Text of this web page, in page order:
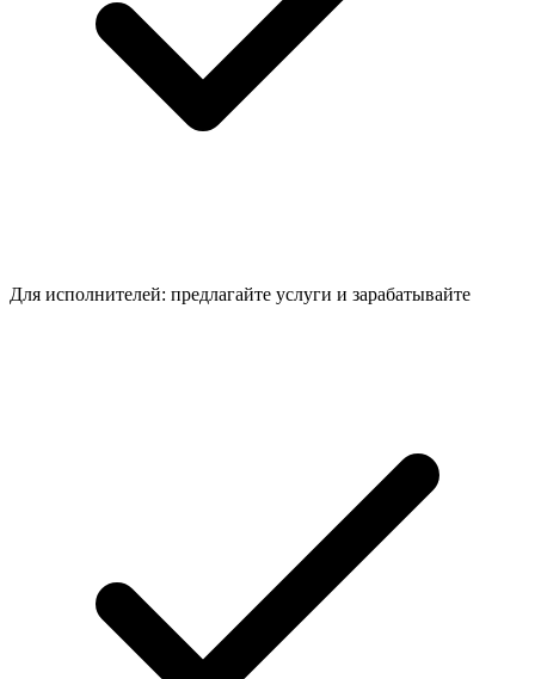
Для исполнителей: предлагайте услуги и зарабатывайте